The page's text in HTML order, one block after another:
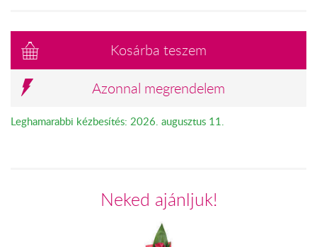
Kosárba teszem
Azonnal megrendelem
Leghamarabbi kézbesítés: 2026. augusztus 11.
Neked ajánljuk!